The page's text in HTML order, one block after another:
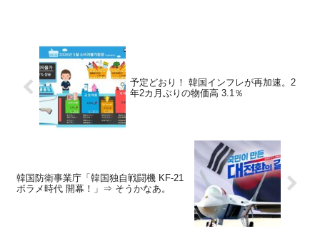
予定どおり！ 韓国インフレが再加速。2
年2カ月ぶりの物価高 3.1％
韓国防衛事業庁「韓国独自戦闘機 KF-21
ボラメ時代 開幕！」⇒ そうかなあ。